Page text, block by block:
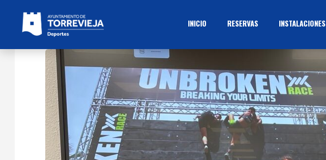
INICIO RESERVAS INSTALACIONES